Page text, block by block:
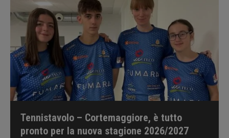
Tennistavolo – Cortemaggiore, è tutto
pronto per la nuova stagione 2026/2027